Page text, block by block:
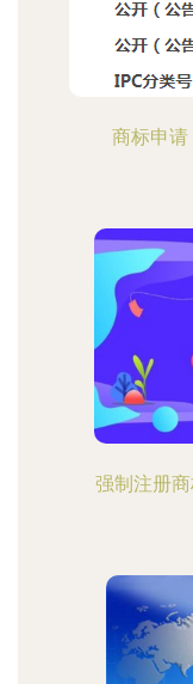
商标申
强制注册